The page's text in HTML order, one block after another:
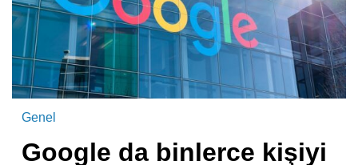
Genel
Google da binlerce kişiyi